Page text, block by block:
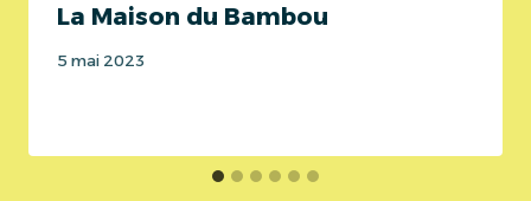
La Maison du Bambou
5 mai 2023